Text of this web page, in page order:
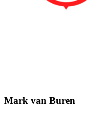
Mark van Buren